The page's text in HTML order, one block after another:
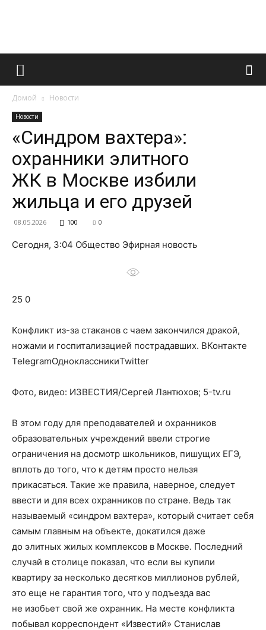
Французский
и
все
о
Домой Новости
Новости
«Синдром вахтера»:
охранники элитного
ЖК в Москве избили
жильца и его друзей
08.05.2026 100 0
Сегодня, 3:04 Общество Эфирная новость
25 0
Конфликт из-за стаканов с чаем закончился дракой,
ножами и госпитализацией пострадавших. ВКонтакте
TelegramОдноклассникиTwitter
Фото, видео: ИЗВЕСТИЯ/Сергей Лантюхов; 5-tv.ru
В этом году для преподавателей и охранников
образовательных учреждений ввели строгие
ограничения на досмотр школьников, пишущих ЕГЭ,
вплоть до того, что к детям просто нельзя
прикасаться. Такие же правила, наверное, следует
ввести и для всех охранников по стране. Ведь так
называемый «синдром вахтера», который считает себя
самым главным на объекте, докатился даже
до элитных жилых комплексов в Москве. Последний
случай в столице показал, что если вы купили
квартиру за несколько десятков миллионов рублей,
это еще не гарантия того, что у подъезда вас
не изобьет свой же охранник. На месте конфликта
побывал корреспондент «Известий» Станислав